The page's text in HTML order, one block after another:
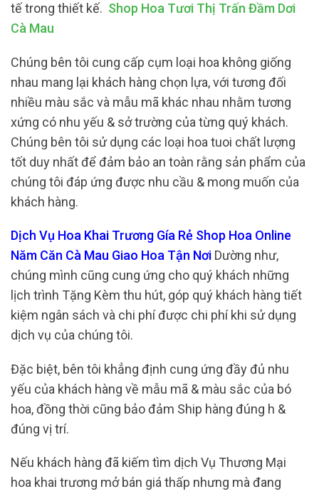
tế trong thiết kế. Shop Hoa Tươi Thị Trấn Đầm Dơi
Cà Mau
Chúng bên tôi cung cấp cụm loại hoa không giống
nhau mang lại khách hàng chọn lựa, với tương đối
nhiều màu sắc và mẫu mã khác nhau nhằm tương
xứng có nhu yếu & sở trường của từng quý khách.
Chúng bên tôi sử dụng các loại hoa tuoi chất lượng
tốt duy nhất để đảm bảo an toàn rằng sản phẩm của
chúng tôi đáp ứng được nhu cầu & mong muốn của
khách hàng.
Dịch Vụ Hoa Khai Trương Gía Rẻ Shop Hoa Online
Năm Căn Cà Mau Giao Hoa Tận Nơi Dường như,
chúng mình cũng cung ứng cho quý khách những
lịch trình Tặng Kèm thu hút, góp quý khách hàng tiết
kiệm ngân sách và chi phí được chi phí khi sử dụng
dịch vụ của chúng tôi.
Đặc biệt, bên tôi khẳng định cung ứng đầy đủ nhu
yếu của khách hàng về mẫu mã & màu sắc của bó
hoa, đồng thời cũng bảo đảm Ship hàng đúng h &
đúng vị trí.
Nếu khách hàng đã kiếm tìm dịch Vụ Thương Mại
hoa khai trương mở bán giá thấp nhưng mà đang